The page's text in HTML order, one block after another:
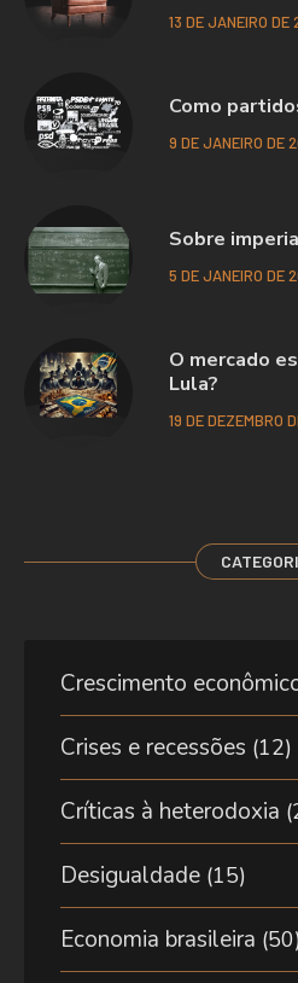
13 DE JANEIRO DE
Como
9 DE JANEIRO DE
Sobre
5 DE JANEIRO DE
O mercado
Lula?
19 DE DEZEMBRO
Crescimento
Crises e recessões (12)
Críticas à heterodoxia
Desigualdade (15)
Economia brasileira